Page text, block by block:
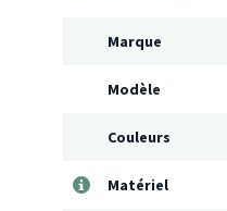
Marque
Modèle
Couleurs
Matériel